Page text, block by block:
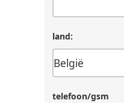
land:
telefoon/gsm